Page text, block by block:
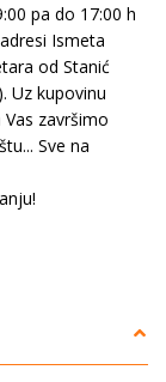
pa do 17:00 h
Ismeta
od Stanić
Uz kupovinu
završimo
Sve na